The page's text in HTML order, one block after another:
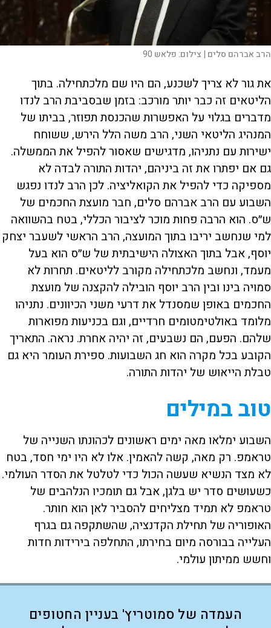
הרב אברהם סלים | צילום:פלאש 90
את גור לא צריך לשכנע, הם היו שם מלכתחילה. בתוך
הליטאים זה כבר יותר מורכב: בזמן שבסביבת הרב לנדו
מדברים בגלוי על האפשרות שהכנסת תפוזר, בביתו של
המנהיג הליטאי השני, הרב משה הלל הירש, ששוחח
ישירות עם נתניהו, מדגישים שאסור להפיל את הממשלה.
גם אם יפתרו את זה ביניהם, יהדות התורה לבדה לא
מספיקה כדי להפיל את הקואליציה. לכן הרב לנדו נפגש
השבוע עם הרב אברהם סלים, חבר מועצת החכמים של
ש״ס. הוא הרבה פחות מוכר לציבור הכללי, בטח בהשוואה
למי שנחשב יריבו בתוך המועצה, הרב הראשי לשעבר יצחק
יוסף, אבל בתוך האצולה הישיבתית של ש״ס הוא בעל
מעמד, ונחשב מלכתחילה מקורב לליטאים. תחרות לא
סמויה בינו ובין הרב יוסף הובילה להקצנה של מועצת
החכמים באופן שמסנדל את דרעי משני הכיוונים. נתניהו
מלומד באולטימטומים חרדיים, וגם בכניעות מפוארות
שלהם. הפעם, הם נשבעים, זה יהיה אחרת. נראה. התאריך
הקובע בכל מקרה הוא חג השבועות. ספירת העומר היא גם
טבלת הייאוש של יהדות התורה.
טוב במילים
השבוע ימלאו מאה ימים ראשונים לכהונתו השנייה של
טראמפ. רק מאה, קשה להאמין. אלו לא היו ימי חסד, בטח
לא מצד הנשיא שעשה הכול כדי לטלטל את הסדר העולמי.
כשעושים סדר יש בלגן, אבל גם תומכיו הנלהבים של
טראמפ לא תמיד מצליחים להסביר לאן הוא חותר.
האופוריה של תחילת הקדנציה, שהשתקפה גם בגרף
העלייה בבורסה מיום בחירתו, התחלפה בירידות חדות
וחשש ממיתון עולמי.
העמדה של סמוטריץ' בעניין החטופים